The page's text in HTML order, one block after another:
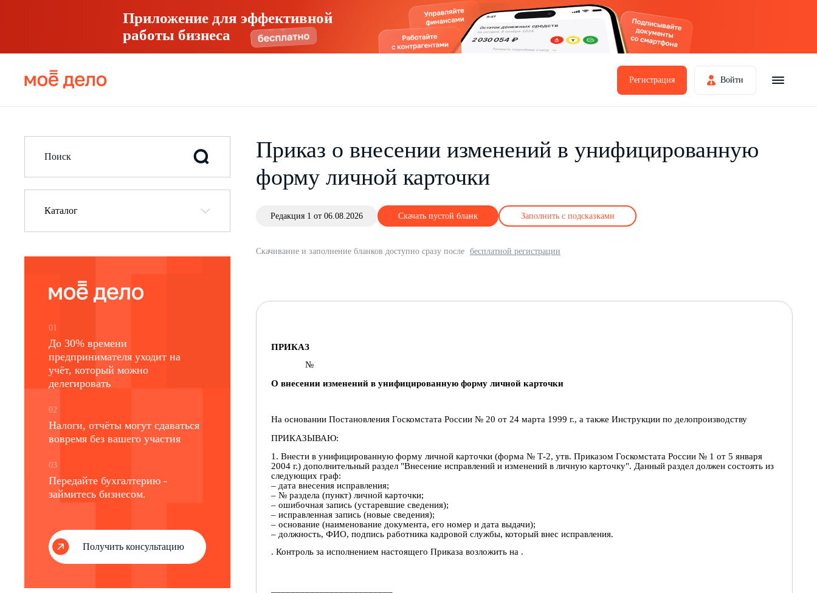
Приложение для эффективной
работы бизнеса
Регистрация Войти
Каталог
01
До 30% времени
предпринимателя уходит на
учёт, который можно
делегировать
02
Налоги, отчёты могут сдаваться
вовремя без вашего участия
03
Передайте бухгалтерию -
займитесь бизнесом.
Получить консультацию
Приказ о внесении изменений в унифицированную
форму личной карточки
Редакция 1 от 06.08.2026 Скачать пустой бланк Заполнить с подсказками
Скачивание и заполнение бланков доступно сразу после бесплатной регистрации
ПРИКАЗ
№
О внесении изменений в унифицированную форму личной карточки
На основании Постановления Госкомстата России № 20 от 24 марта 1999 г., а также Инструкции по делопроизводству
ПРИКАЗЫВАЮ:
1. Внести в унифицированную форму личной карточки (форма № Т-2, утв. Приказом Госкомстата России № 1 от 5 января
2004 г.) дополнительный раздел "Внесение исправлений и изменений в личную карточку". Данный раздел должен состоять из
следующих граф:
– дата внесения исправления;
– № раздела (пункт) личной карточки;
– ошибочная запись (устаревшие сведения);
– исправленная запись (новые сведения);
– основание (наименование документа, его номер и дата выдачи);
– должность, ФИО, подпись работника кадровой службы, который внес исправления.
. Контроль за исполнением настоящего Приказа возложить на .